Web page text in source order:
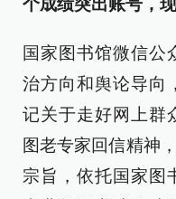
个成绩突出账号，
国家图书馆微信公
治方向和舆论导向
记关于走好网上群
图老专家回信精神
宗旨，依托国家图